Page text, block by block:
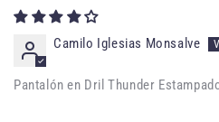
Camilo Iglesias Monsalve
Pantalón en Dril Thunder